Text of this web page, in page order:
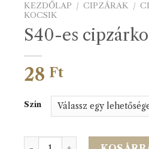
KEZDŐLAP / CIPZÁRAK /
KOCSIK
S40-es
28 Ft
Szín
S40-es cipzárkocsi